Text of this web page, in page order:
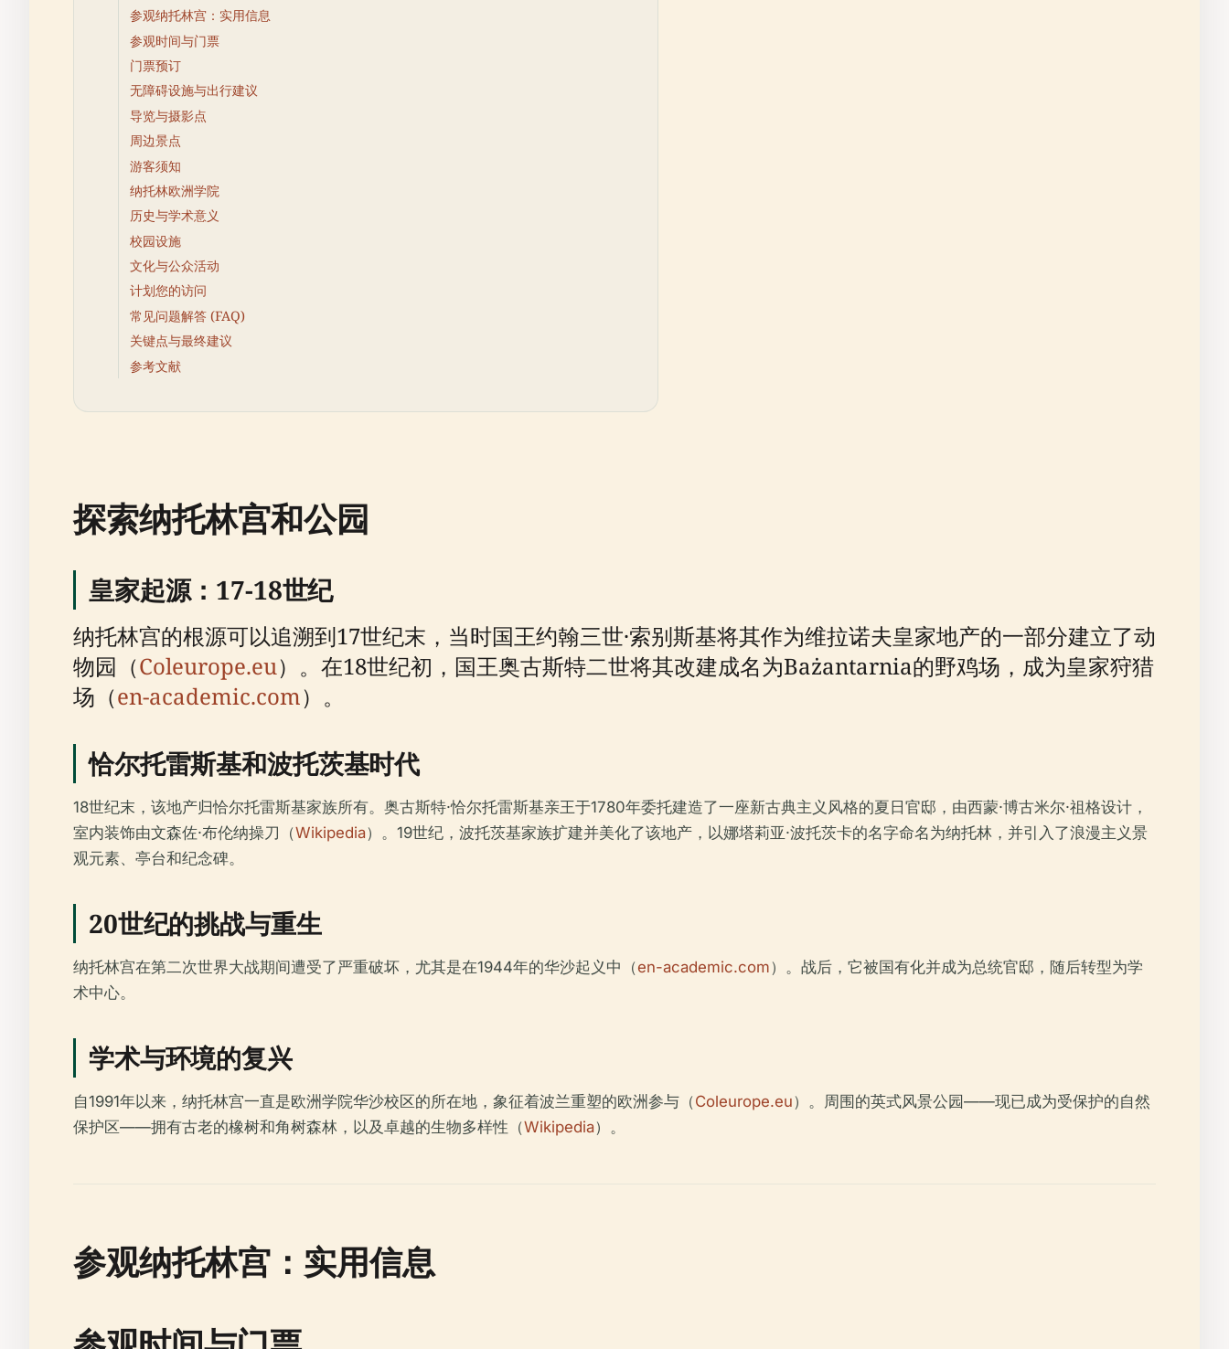
参观纳托林宫：实用信息
参观时间与门票
门票预订
无障碍设施与出行建议
导览与摄影点
周边景点
游客须知
纳托林欧洲学院
历史与学术意义
校园设施
文化与公众活动
计划您的访问
常见问题解答 (FAQ)
关键点与最终建议
参考文献
探索纳托林宫和公园
皇家起源：17-18世纪
纳托林宫的根源可以追溯到17世纪末，当时国王约翰三世·索别斯基将其作为维拉诺夫皇家地产的一部分建立了动
物园（Coleurope.eu）。在18世纪初，国王奥古斯特二世将其改建成名为Bażantarnia的野鸡场，成为皇家狩猎
场（en-academic.com）。
恰尔托雷斯基和波托茨基时代
18世纪末，该地产归恰尔托雷斯基家族所有。奥古斯特·恰尔托雷斯基亲王于1780年委托建造了一座新古典主义风格的夏日官邸，由西蒙·博古米尔·祖格设计，
室内装饰由文森佐·布伦纳操刀（Wikipedia）。19世纪，波托茨基家族扩建并美化了该地产，以娜塔莉亚·波托茨卡的名字命名为纳托林，并引入了浪漫主义景
观元素、亭台和纪念碑。
20世纪的挑战与重生
纳托林宫在第二次世界大战期间遭受了严重破坏，尤其是在1944年的华沙起义中（en-academic.com）。战后，它被国有化并成为总统官邸，随后转型为学
术中心。
学术与环境的复兴
自1991年以来，纳托林宫一直是欧洲学院华沙校区的所在地，象征着波兰重塑的欧洲参与（Coleurope.eu）。周围的英式风景公园——现已成为受保护的自然
保护区——拥有古老的橡树和角树森林，以及卓越的生物多样性（Wikipedia）。
参观纳托林宫：实用信息